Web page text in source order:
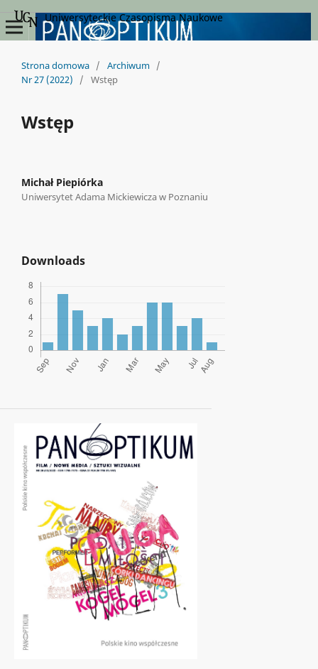
Uniwersyteckie Czasopisma Naukowe
Strona domowa / Archiwum /
Nr 27 (2022)
/ Wstęp
Wstęp
Michał Piepiórka
Uniwersytet Adama Mickiewicza w Poznaniu
Downloads